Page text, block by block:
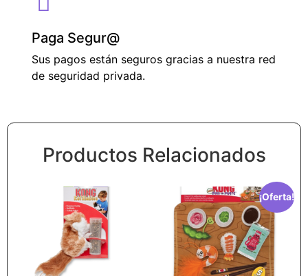
Paga Segur@
Sus pagos están seguros gracias a nuestra red
de seguridad privada.
Productos Relacionados
¡Oferta!